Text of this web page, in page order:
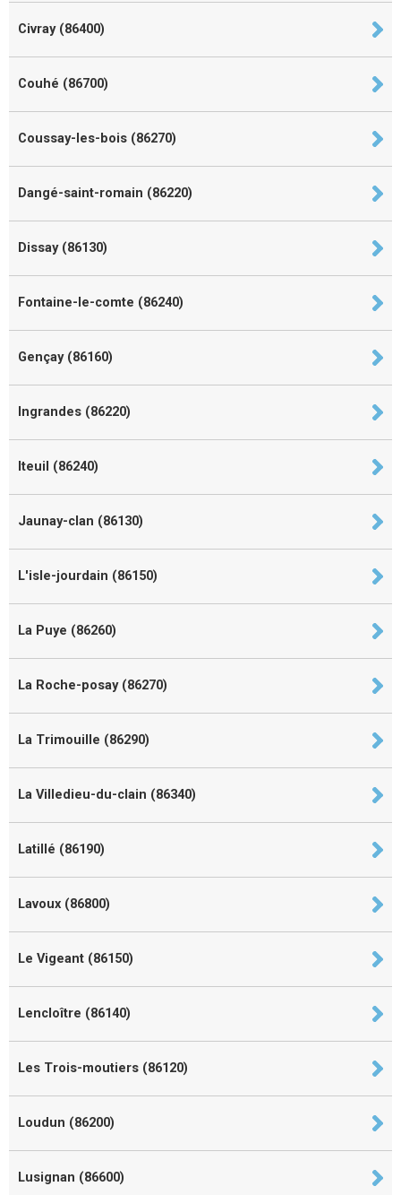
Civray (86400)
Couhé (86700)
Coussay-les-bois (86270)
Dangé-saint-romain (86220)
Dissay (86130)
Fontaine-le-comte (86240)
Gençay (86160)
Ingrandes (86220)
Iteuil (86240)
Jaunay-clan (86130)
L'isle-jourdain (86150)
La Puye (86260)
La Roche-posay (86270)
La Trimouille (86290)
La Villedieu-du-clain (86340)
Latillé (86190)
Lavoux (86800)
Le Vigeant (86150)
Lencloître (86140)
Les Trois-moutiers (86120)
Loudun (86200)
Lusignan (86600)